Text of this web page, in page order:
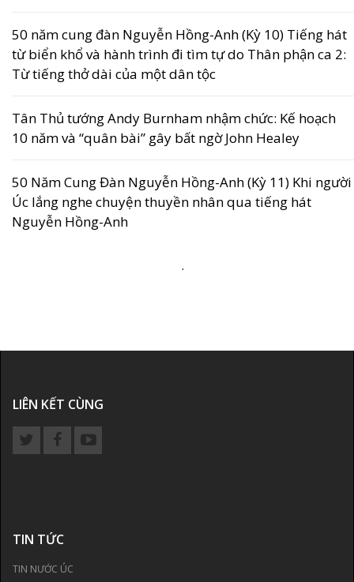
50 năm cung đàn Nguyễn Hồng-Anh (Kỳ 10) Tiếng hát
từ biển khổ và hành trình đi tìm tự do Thân phận ca 2:
Từ tiếng thở dài của một dân tộc
Tân Thủ tướng Andy Burnham nhậm chức: Kế hoạch
10 năm và “quân bài” gây bất ngờ John Healey
50 Năm Cung Đàn Nguyễn Hồng-Anh (Kỳ 11) Khi người
Úc lắng nghe chuyện thuyền nhân qua tiếng hát
Nguyễn Hồng-Anh
.
LIÊN KẾT CÙNG
TIN TỨC
TIN NƯỚC ÚC